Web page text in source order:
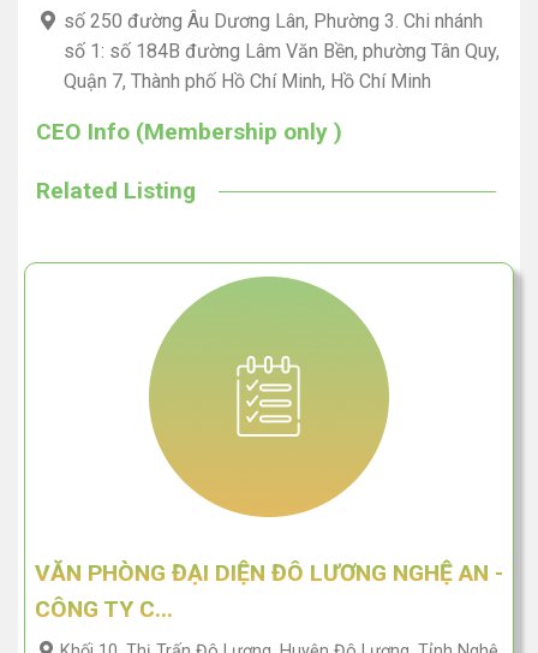
số 250 đường Âu Dương Lân, Phường 3. Chi nhánh
số 1: số 184B đường Lâm Văn Bền, phường Tân Quy,
Quận 7, Thành phố Hồ Chí Minh, Hồ Chí Minh
CEO Info (Membership only )
Related Listing
VĂN PHÒNG ĐẠI DIỆN ĐÔ LƯƠNG NGHỆ AN -
CÔNG TY C...